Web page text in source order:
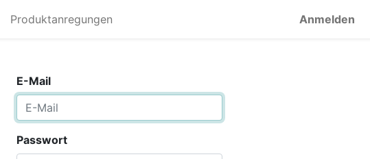
Produktanregungen Anmelden
E-Mail
Passwort